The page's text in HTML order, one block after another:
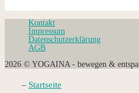
Kontakt
Impressum
Datenschutz­erklärung
AGB
2026 © YOGAINA - bewegen &
Startseite